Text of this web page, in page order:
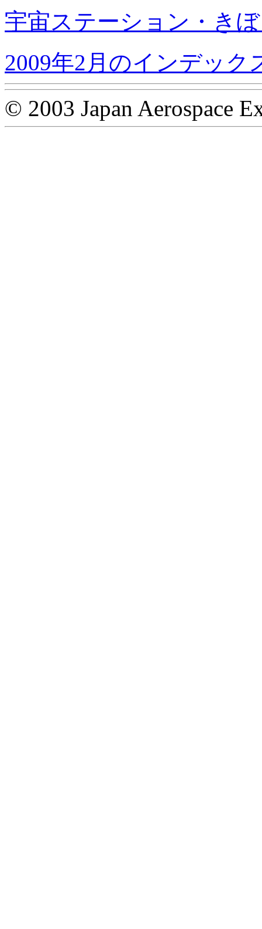
宇宙ステーション・き
2009年2月のインデック
© 2003 Japan Aerospace